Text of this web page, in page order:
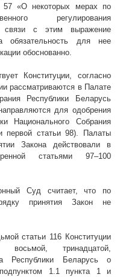
«О некоторых мерах по
регулирования
связи с этим выражение
обязательность для нее
обоснованно.
Конституции, согласно
рассматриваются в Палате
Республики Беларусь
для одобрения
Национального Собрания
первой статьи 98). Палаты
Закона действовали в
статьями 97–100
Суд считает, что по
принятия Закон не
статьи 116 Конституции
восьмой, тринадцатой,
Республики Беларусь о
1.1 пункта 1 и